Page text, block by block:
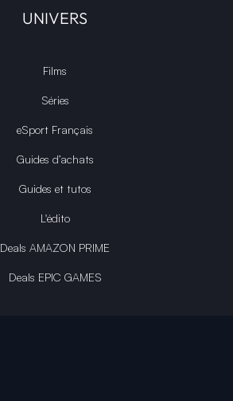
UNIVERS
Films
Séries
eSport Français
Guides d’achats
Guides et tutos
L'édito
Deals AMAZON PRIME
Deals EPIC GAMES